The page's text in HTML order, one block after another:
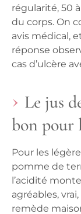
régularité, 50
du corps. On
avis médical,
réponse
cas d’ulcère
Le jus
bon pour
Pour les
pomme de
l’acidité
agréables,
remède